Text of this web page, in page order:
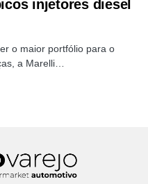
injetores diesel
o maior portfólio para o
a Marelli…